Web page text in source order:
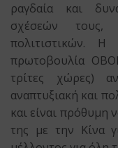
ραγδαία και
σχέσεών τους,
πολιτιστικών. Η
πρωτοβουλία
τρίτες χώρες)
αναπτυξιακή και
και είναι πρόθυμη
της με την Κίνα